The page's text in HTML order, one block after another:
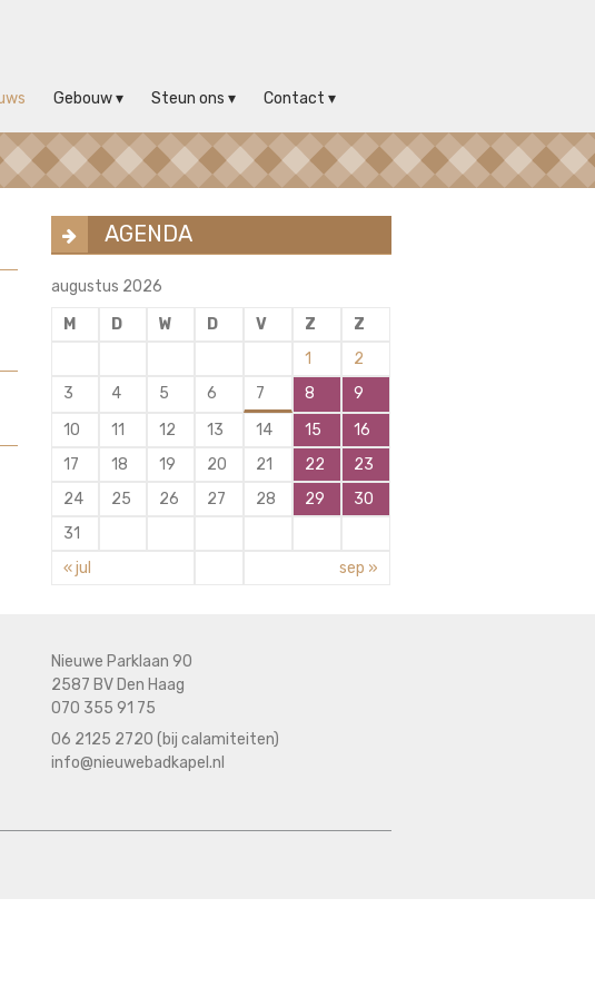
Gebouw Steun ons Contact
AGENDA
augustus 2026
M
D W D V Z
Z
1
2
3
4 5 6 7 8
9
10
11 12 13 14 15
16
17
18 19 20 21 22
23
24
25 26 27 28 29
30
31
« jul
sep »
Nieuwe Parklaan 90
2587 BV Den Haag
070 355 91 75
06 2125 2720 (bij calamiteiten)
info@nieuwebadkapel.nl